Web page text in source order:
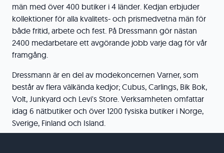
män med över 400 butiker i 4 länder. Kedjan erbjuder
kollektioner för alla kvalitets- och prismedvetna män för
både fritid, arbete och fest. På Dressmann gör nästan
2400 medarbetare ett avgörande jobb varje dag för vår
framgång.
Dressmann är en del av modekoncernen Varner, som
består av flera välkända kedjor; Cubus, Carlings, Bik Bok,
Volt, Junkyard och Levi's Store. Verksamheten omfattar
idag 6 nätbutiker och över 1200 fysiska butiker i Norge,
Sverige, Finland och Island.